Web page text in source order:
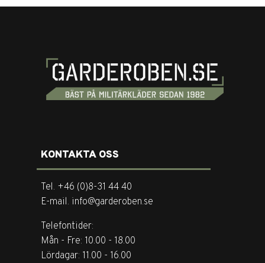
KONTAKTA OSS
Tel. +46 (0)8-31 44 40
E-mail. info@garderoben.se
Telefontider:
Mån - Fre: 10.00 - 18.00
Lördagar: 11.00 - 16.00